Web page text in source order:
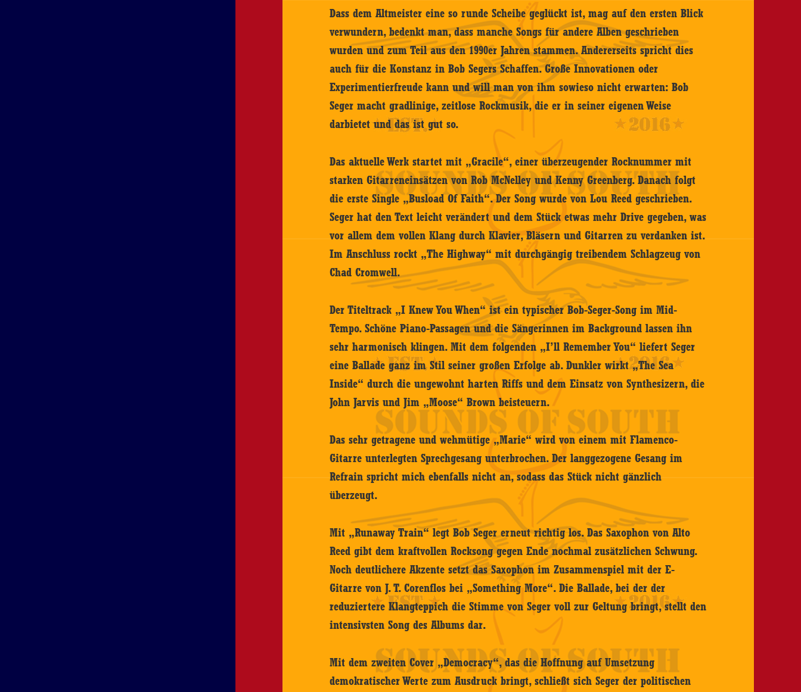
Dass dem Altmeister eine so runde Scheibe geglückt ist, mag auf den ersten Blick
verwundern, bedenkt man, dass manche Songs für andere Alben geschrieben
wurden und zum Teil aus den 1990er Jahren stammen. Andererseits spricht dies
auch für die Konstanz in Bob Segers Schaffen. Große Innovationen oder
Experimentierfreude kann und will man von ihm sowieso nicht erwarten: Bob
Seger macht gradlinige, zeitlose Rockmusik, die er in seiner eigenen Weise
darbietet und das ist gut so.
Das aktuelle Werk startet mit „Gracile“, einer überzeugender Rocknummer mit
starken Gitarreneinsätzen von Rob McNelley und Kenny Greenberg. Danach folgt
die erste Single „Busload Of Faith“. Der Song wurde von Lou Reed geschrieben.
Seger hat den Text leicht verändert und dem Stück etwas mehr Drive gegeben, was
vor allem dem vollen Klang durch Klavier, Bläsern und Gitarren zu verdanken ist.
Im Anschluss rockt „The Highway“ mit durchgängig treibendem Schlagzeug von
Chad Cromwell.
Der Titeltrack „I Knew You When“ ist ein typischer Bob-Seger-Song im Mid-
Tempo. Schöne Piano-Passagen und die Sängerinnen im Background lassen ihn
sehr harmonisch klingen. Mit dem folgenden „I’ll Remember You“ liefert Seger
eine Ballade ganz im Stil seiner großen Erfolge ab. Dunkler wirkt „The Sea
Inside“ durch die ungewohnt harten Riffs und dem Einsatz von Synthesizern, die
John Jarvis und Jim „Moose“ Brown beisteuern.
Das sehr getragene und wehmütige „Marie“ wird von einem mit Flamenco-
Gitarre unterlegten Sprechgesang unterbrochen. Der langgezogene Gesang im
Refrain spricht mich ebenfalls nicht an, sodass das Stück nicht gänzlich
überzeugt.
Mit „Runaway Train“ legt Bob Seger erneut richtig los. Das Saxophon von Alto
Reed gibt dem kraftvollen Rocksong gegen Ende nochmal zusätzlichen Schwung.
Noch deutlichere Akzente setzt das Saxophon im Zusammenspiel mit der E-
Gitarre von J. T. Corenflos bei „Something More“. Die Ballade, bei der der
reduziertere Klangteppich die Stimme von Seger voll zur Geltung bringt, stellt den
intensivsten Song des Albums dar.
Mit dem zweiten Cover „Democracy“, das die Hoffnung auf Umsetzung
demokratischer Werte zum Ausdruck bringt, schließt sich Seger der politischen